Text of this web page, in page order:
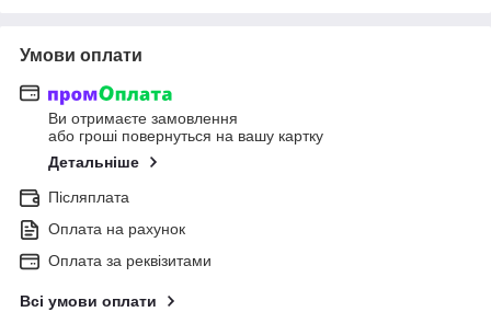
Умови оплати
Ви отримаєте замовлення
або гроші повернуться на вашу картку
Детальніше
Післяплата
Оплата на рахунок
Оплата за реквізитами
Всі умови оплати